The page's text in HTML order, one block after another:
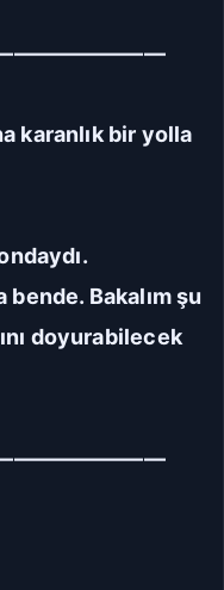
Manga-TR
karanlık bir yolla
bende. Bakalım şu
doyurabilecek